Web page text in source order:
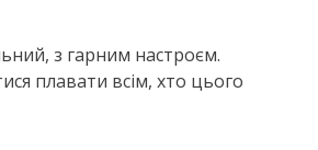
з гарним настроєм.
плавати всім, хто цього